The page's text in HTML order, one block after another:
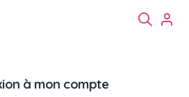
à mon compte